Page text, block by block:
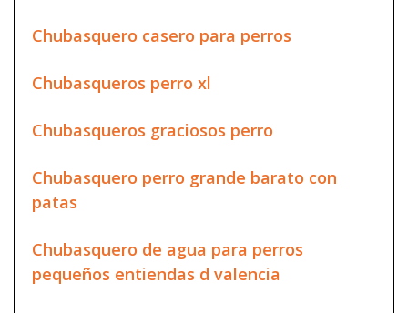
Chubasquero casero para perros
Chubasqueros perro xl
Chubasqueros graciosos perro
Chubasquero perro grande barato con
patas
Chubasquero de agua para perros
pequeños entiendas d valencia